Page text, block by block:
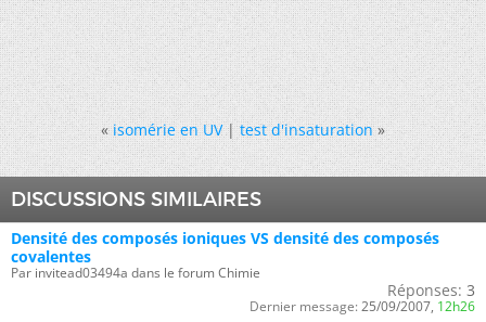
« isomérie en UV|test d'insaturation »
DISCUSSIONS SIMILAIRES
Densité des composés ioniques VS densité des composés
covalentes
Par invitead03494a dans le forum Chimie
Réponses: 3
Dernier message: 25/09/2007, 12h26